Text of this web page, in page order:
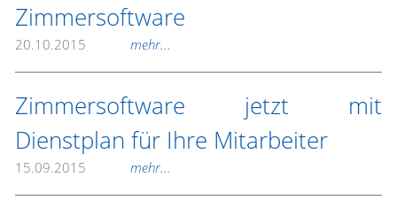
Zimmersoftware
20.10.2015 mehr...
Zimmersoftware jetzt mit
Dienstplan für Ihre Mitarbeiter
15.09.2015 mehr...